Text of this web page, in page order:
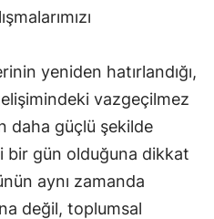
Rize
Sakarya
Samsun
Siirt
yeniden hatırlandığı,
vazgeçilmez
daha güçlü şekilde
bir gün olduğuna dikkat
aynı zamanda
değil, toplumsal